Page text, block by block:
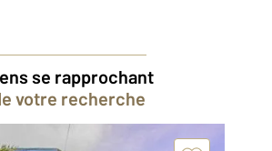
se rapprochant
votre recherche